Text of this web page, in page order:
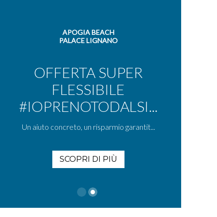
APOGIA BEACH
PALACE LIGNANO
OFFERTA SUPER
FLESSIBILE
#IOPRENOTODALSI...
Un aiuto concreto, un risparmio garantit...
SCOPRI DI PIÙ